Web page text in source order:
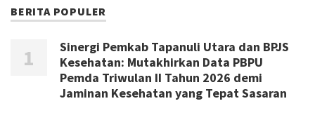
BERITA POPULER
Sinergi Pemkab Tapanuli Utara dan BPJS
Kesehatan: Mutakhirkan Data PBPU
Pemda Triwulan II Tahun 2026 demi
Jaminan Kesehatan yang Tepat Sasaran